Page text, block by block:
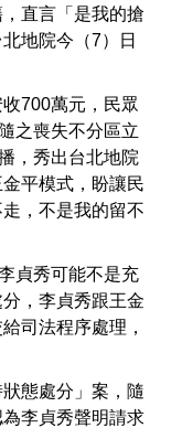
直言「是我的搶
地院今（7）日
700萬元，民眾
之喪失不分區立
，秀出台北地院
平模式，盼讓民
，不是我的留不
貞秀可能不是充
，李貞秀跟王金
司法程序處理，
態處分」案，隨
李貞秀聲明請求